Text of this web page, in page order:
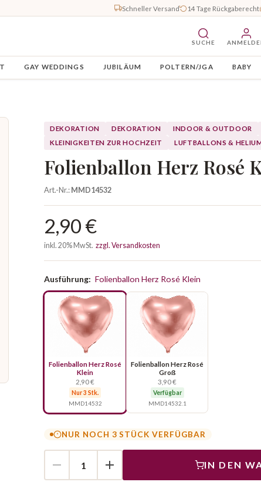
Schneller Versand 14 Tage Rückgaberecht
SUCHE
GAY WEDDINGS JUBILÄUM POLTERN/JGA BABY
DEKORATION DEKORATION INDOOR & OUTDOOR
KLEINIGKEITEN ZUR HOCHZEIT
LUFTBALLONS &
Folienballon Herz Rosé
Art.-Nr.:MMD14532
2,90 €
inkl. 20% MwSt. zzgl. Versandkosten
Ausführung: Folienballon Herz Rosé Klein
Folienballon Herz Rosé
Klein
2,90 €
Nur 3 Stk.
MMD14532
Folienballon Herz Rosé
Groß
3,90 €
Verfügbar
MMD14532.1
NUR NOCH 3 STÜCK VERFÜGBAR
IN DEN